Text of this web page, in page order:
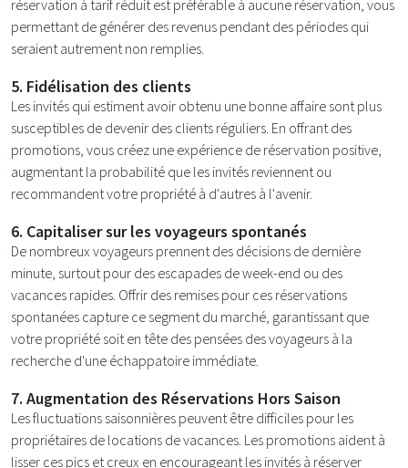
réservation à tarif réduit est préférable à aucune réservation, vous
permettant de générer des revenus pendant des périodes qui
seraient autrement non remplies.
5. Fidélisation des clients
Les invités qui estiment avoir obtenu une bonne affaire sont plus
susceptibles de devenir des clients réguliers. En offrant des
promotions, vous créez une expérience de réservation positive,
augmentant la probabilité que les invités reviennent ou
recommandent votre propriété à d'autres à l'avenir.
6. Capitaliser sur les voyageurs spontanés
De nombreux voyageurs prennent des décisions de dernière
minute, surtout pour des escapades de week-end ou des
vacances rapides. Offrir des remises pour ces réservations
spontanées capture ce segment du marché, garantissant que
votre propriété soit en tête des pensées des voyageurs à la
recherche d'une échappatoire immédiate.
7. Augmentation des Réservations Hors Saison
Les fluctuations saisonnières peuvent être difficiles pour les
propriétaires de locations de vacances. Les promotions aident à
lisser ces pics et creux en encourageant les invités à réserver